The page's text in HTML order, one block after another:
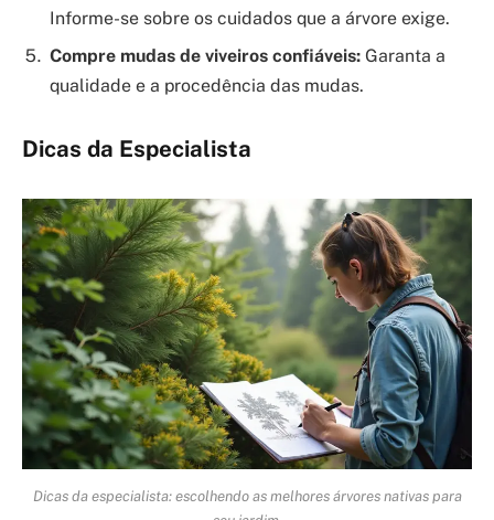
Informe-se sobre os cuidados que a árvore exige.
Compre mudas de viveiros confiáveis: Garanta a
qualidade e a procedência das mudas.
Dicas da Especialista
Dicas da especialista: escolhendo as melhores árvores nativas para